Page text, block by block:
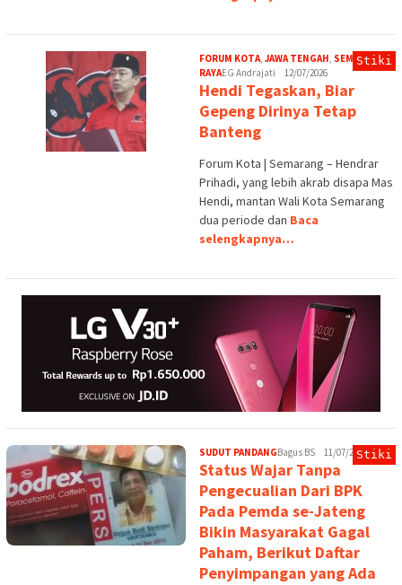
FORUM KOTA, JAWA TENGAH, SEMARANG
RAYAEG Andrajati 12/07/2026
Hendi Tegaskan, Biar
Gepeng Dirinya Tetap
Banteng
Forum Kota | Semarang – Hendrar
Prihadi, yang lebih akrab disapa Mas
Hendi, mantan Wali Kota Semarang
dua periode dan Baca
selengkapnya…
Stiki
SUDUT PANDANGBagus BS 11/07/2026
Status Wajar Tanpa
Pengecualian Dari BPK
Pada Pemda se-Jateng
Bikin Masyarakat Gagal
Paham, Berikut Daftar
Penyimpangan yang Ada
Stiki